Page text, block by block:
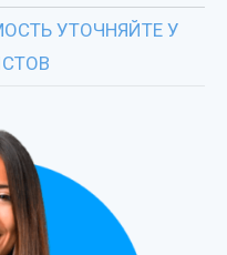
УТОЧНЯЙТЕ У